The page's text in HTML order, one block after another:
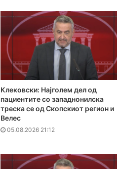
Клековски: Најголем дел од
пациентите сo западнонилска
треска се од Скопскиот регион и
Велес
05.08.2026 21:12